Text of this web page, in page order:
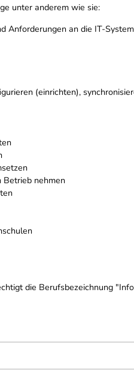
unter anderem wie sie:
Anforderungen an die IT-
(einrichten),
Betrieb nehmen
die Berufsbezeichnung